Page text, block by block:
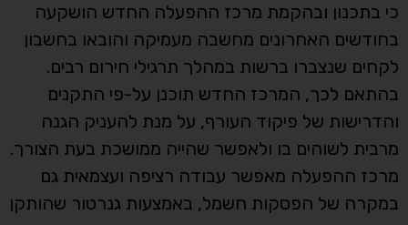
כי בתכנון ובהקמת מרכז ההפעלה החדש הושקעה
בחודשים האחרונים מחשבה מעמיקה והובאו בחשבון
לקחים שנצברו ברשות במהלך תרגילי חירום רבים.
בהתאם לכך, המרכז החדש תוכנן על-פי התקנים
והדרישות של פיקוד העורף, על מנת להעניק הגנה
מרבית לשוהים בו ולאפשר שהייה ממושכת בעת הצורך.
מרכז ההפעלה מאפשר עבודה רציפה ועצמאית גם
במקרה של הפסקות חשמל, באמצעות גנרטור שהותקן